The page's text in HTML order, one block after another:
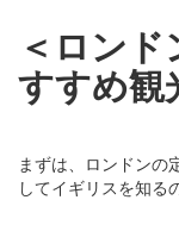
＜ロン
すすめ観
まずは、ロンドンの
してイギリスを知る